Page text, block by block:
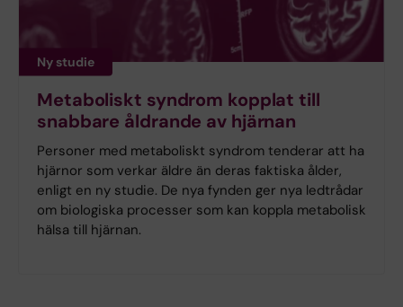
Ny studie
Metaboliskt syndrom kopplat till
snabbare åldrande av hjärnan
Personer med metaboliskt syndrom tenderar att ha
hjärnor som verkar äldre än deras faktiska ålder,
enligt en ny studie. De nya fynden ger nya ledtrådar
om biologiska processer som kan koppla metabolisk
hälsa till hjärnan.